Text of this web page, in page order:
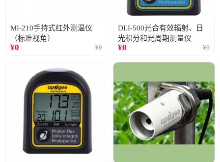
MI-210手持式红外测温仪
（标准视角）
¥0 ¥0
DLI-500光合有效辐射、日
光积分和光周期测量仪
¥0 ¥0